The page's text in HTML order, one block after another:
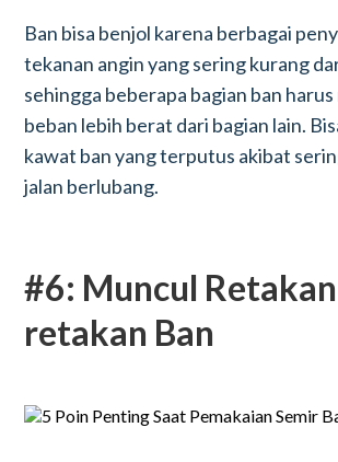
Ban bisa benjol karena berbagai
tekanan angin yang sering kurang
sehingga beberapa bagian ban
beban lebih berat dari bagian lain.
kawat ban yang terputus akibat
jalan berlubang.
#6: Muncul
retakan Ban